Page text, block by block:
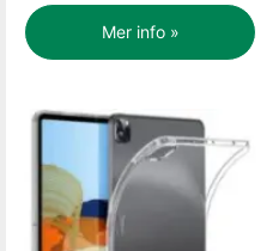
Mer info »